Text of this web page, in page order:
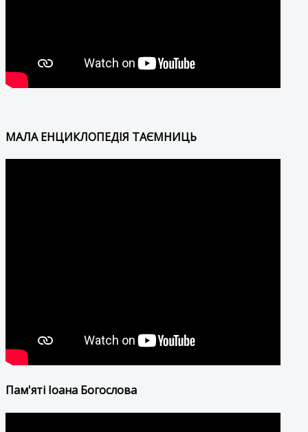
МАЛА ЕНЦИКЛОПЕДІЯ ТАЄМНИЦЬ
Пам'яті Іоана Богослова